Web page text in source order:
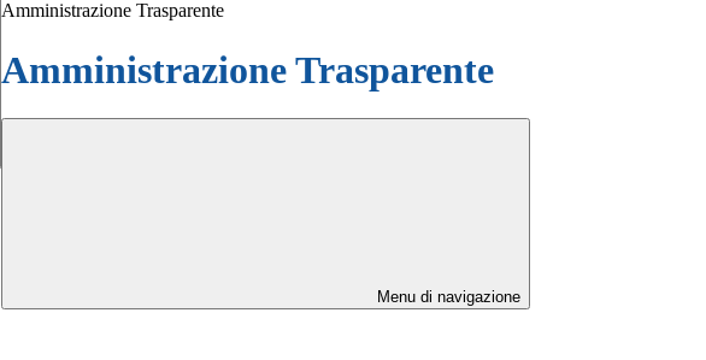
Amministrazione Trasparente
Amministrazione Trasparente
Menu di navigazione